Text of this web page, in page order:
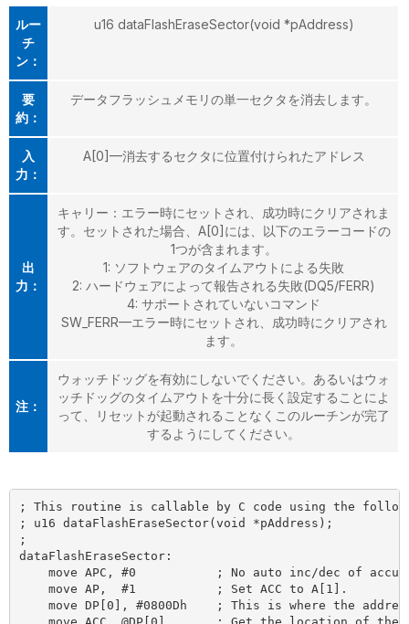
ルー
チ
ン：
u16 dataFlashEraseSector(void *pAddress)
要
約：
データフラッシュメモリの単一セクタを消去します。
入
力：
A[0]—消去するセクタに位置付けられたアドレス
出
力：
キャリー：エラー時にセットされ、成功時にクリアされま
す。セットされた場合、A[0]には、以下のエラーコードの
1つが含まれます。
1: ソフトウェアのタイムアウトによる失敗
2: ハードウェアによって報告される失敗(DQ5/FERR)
4: サポートされていないコマンド
SW_FERR—エラー時にセットされ、成功時にクリアされ
ます。
注：
ウォッチドッグを有効にしないでください。あるいはウォ
ッチドッグのタイムアウトを十分に長く設定することによ
って、リセットが起動されることなくこのルーチンが完了
するようにしてください。
; This routine is callable by C code using the
; u16 dataFlashEraseSector(void *pAddress);
;
dataFlashEraseSector:
move APC, #0           ; No auto inc/dec of
    move AP,  #1           ; Set ACC to A[1].
move DP[0], #0800Dh    ; This is where the